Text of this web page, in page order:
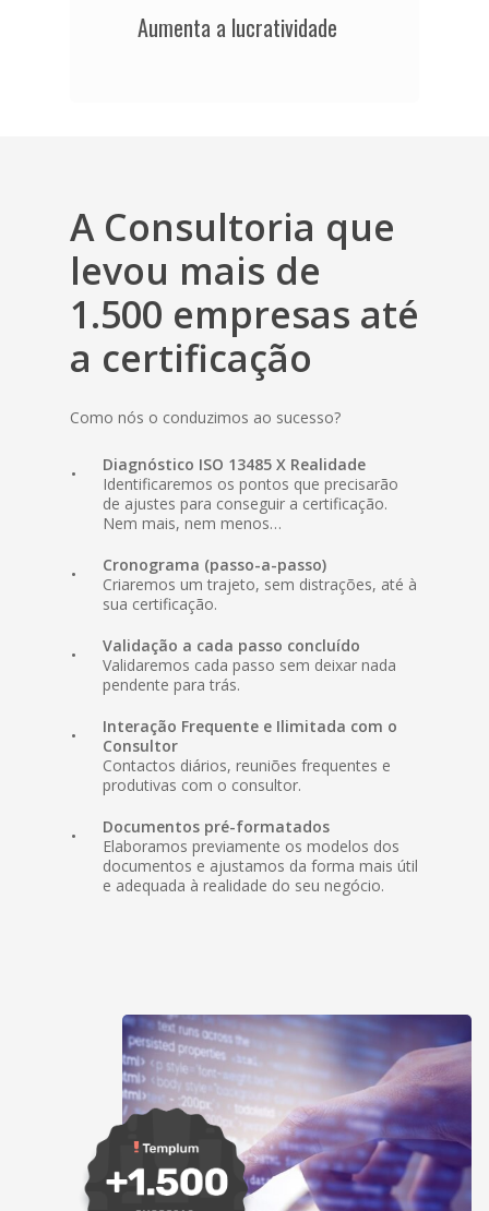
Aumenta a lucratividade
A Consultoria que
levou mais de
1.500 empresas até
a certificação
Como nós o conduzimos ao sucesso?
Diagnóstico ISO 13485 X Realidade
Identificaremos os pontos que precisarão
de ajustes para conseguir a certificação.
Nem mais, nem menos…
Cronograma (passo-a-passo)
Criaremos um trajeto, sem distrações, até à
sua certificação.
Validação a cada passo concluído
Validaremos cada passo sem deixar nada
pendente para trás.
Interação Frequente e Ilimitada com o
Consultor
Contactos diários, reuniões frequentes e
produtivas com o consultor.
Documentos pré-formatados
Elaboramos previamente os modelos dos
documentos e ajustamos da forma mais útil
e adequada à realidade do seu negócio.